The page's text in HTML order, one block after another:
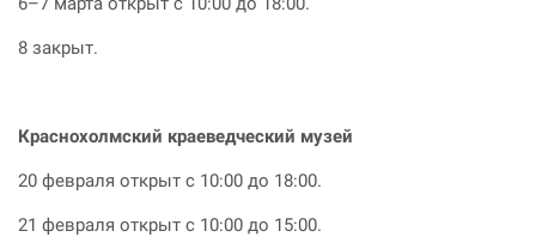
8 закрыт.
Краснохолмский краеведческий музей
20 февраля открыт с 10:00 до 18:00.
21 февраля открыт с 10:00 до 15:00.